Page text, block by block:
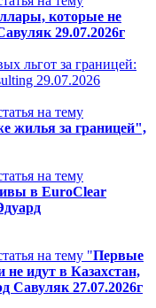
которые не
29.07.2026г
льгот за границей:
29.07.2026
на тему
жилья за границей",
на тему
в EuroClear
на тему "Первые
не идут в Казахстан,
Савуляк 27.07.2026г